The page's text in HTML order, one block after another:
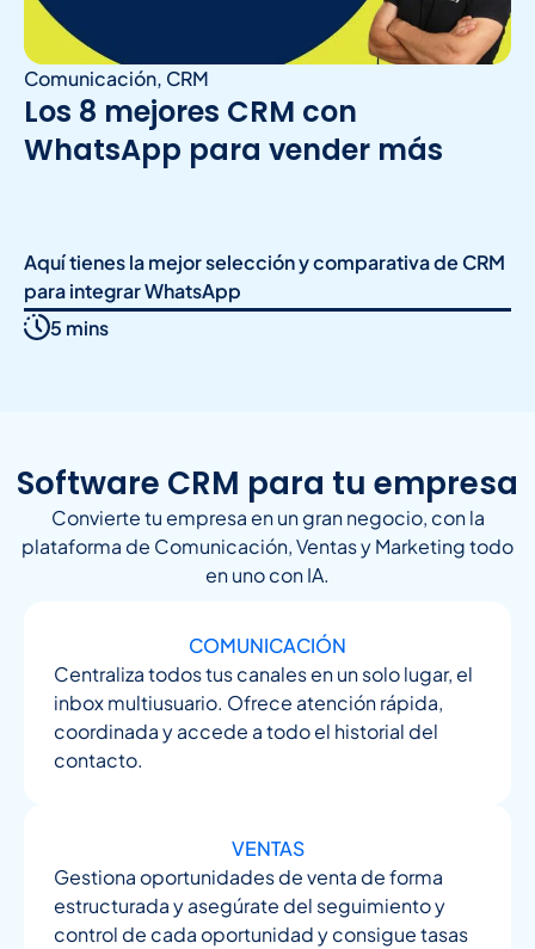
Comunicación, CRM
Los 8 mejores CRM con
WhatsApp para vender más
Aquí tienes la mejor selección y comparativa de CRM
para integrar WhatsApp
5 mins
Software CRM para tu empresa
Convierte tu empresa en un gran negocio, con la
plataforma de Comunicación, Ventas y Marketing todo
en uno con IA.
COMUNICACIÓN
Centraliza todos tus canales en un solo lugar, el
inbox multiusuario. Ofrece atención rápida,
coordinada y accede a todo el historial del
contacto.
VENTAS
Gestiona oportunidades de venta de forma
estructurada y asegúrate del seguimiento y
control de cada oportunidad y consigue tasas